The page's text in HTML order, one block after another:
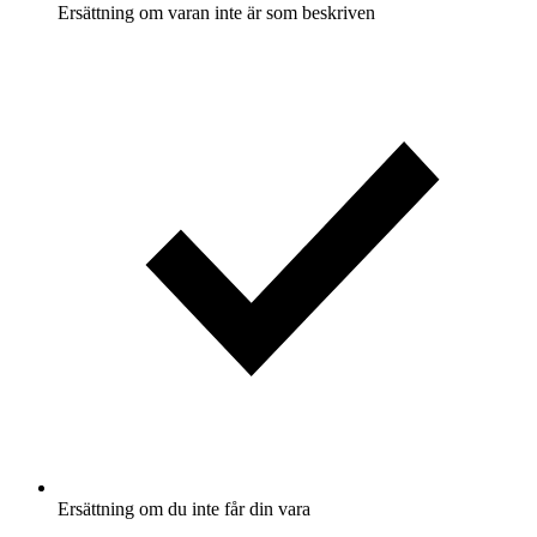
Ersättning om varan inte är som beskriven
Ersättning om du inte får din vara